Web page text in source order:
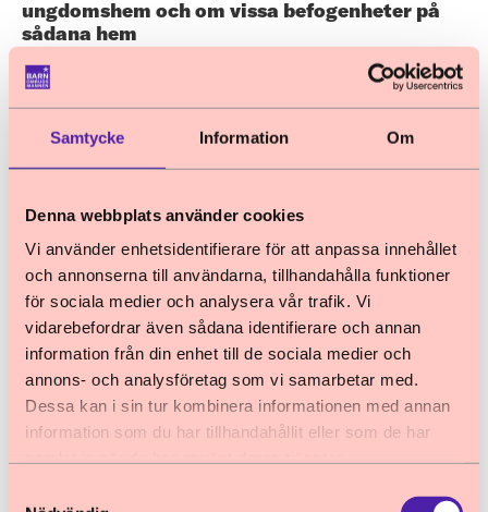
Samtycke Information Om
Denna webbplats använder cookies
Vi använder enhetsidentifierare för att anpassa innehållet
och annonserna till användarna, tillhandahålla funktioner
för sociala medier och analysera vår trafik. Vi
vidarebefordrar även sådana identifierare och annan
information från din enhet till de sociala medier och
annons- och analysföretag som vi samarbetar med.
Dessa kan i sin tur kombinera informationen med annan
information som du har tillhandahållit eller som de har
ungdomshem och om vissa befogenheter på
sådana hem
Barnombudsmannen yttrar sig med
utgångspunkt i uppdraget att företräda barns
om barnets rättigheter. Barnombudsmannen
föreslås till föreskrifterna.
Barnombudsmannen vill dock hänvisa till
synpunkterna som
21 oktober 2024 Remissvar
Kompletterande förslag med anledning av en
ny förverkandelagstiftning
Inledning och avgränsning
Barnombudsmannen yttrar sig med
utgångspunkt i uppdraget att företräda barns
och ungas rättigheter utifrån FN:s konvention
om barnets rättigheter (barnkonventionen).
Barnombudsmannen avgränsar sitt yttrande till
övergripande synpunkter samt synpunkter på